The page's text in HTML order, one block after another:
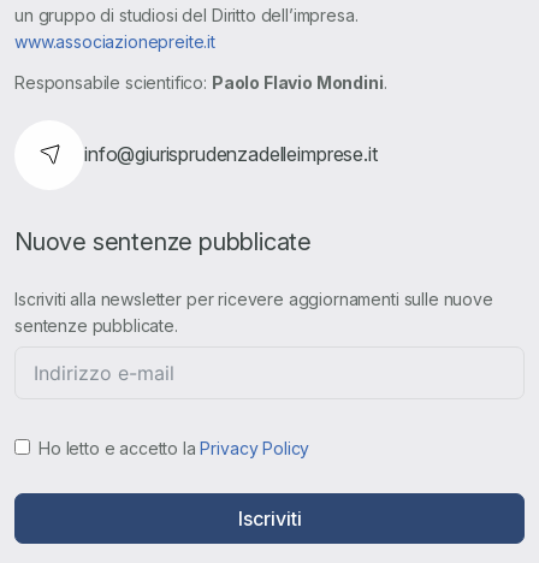
un gruppo di studiosi del Diritto dell’impresa.
www.associazionepreite.it
Responsabile scientifico: Paolo Flavio Mondini.
info@giurisprudenzadelleimprese.it
Nuove sentenze pubblicate
Iscriviti alla newsletter per ricevere aggiornamenti sulle nuove
sentenze pubblicate.
Ho letto e accetto laPrivacy Policy
Iscriviti